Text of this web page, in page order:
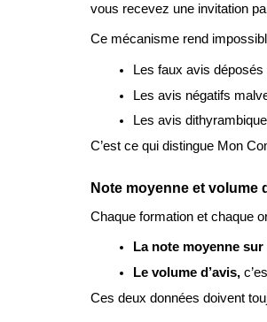
vous recevez une invitation
Ce mécanisme rend
Les faux avis déposés
Les avis négatifs
Les avis
C’est ce qui distingue Mon
Note moyenne et volume
Chaque formation et chaque
La note moyenne
Le volume d’avis,
Ces deux données doivent